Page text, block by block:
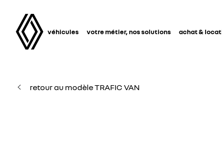
véhicules votre métier, nos solutions achat &
retour au modèle TRAFIC VAN